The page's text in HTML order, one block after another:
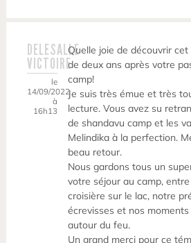
DELESALLE
VICTOIRE
le
14/09/2022
à
16h13
Quelle joie de découvrir
de deux ans après votre
camp!
Je suis très émue et très
lecture. Vous avez su
de shandavu camp et les
Melindika à la perfection.
beau retour.
Nous gardons tous un
votre séjour au camp,
croisière sur le lac, notre
écrevisses et nos
autour du feu.
Un grand merci pour ce